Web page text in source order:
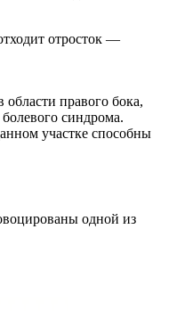
отросток —
правого бока,
синдрома.
участке способны
одной из